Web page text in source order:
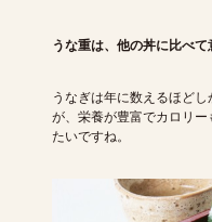
うな重は、他の丼に比べ
うなぎは年に数えるほど
が、栄養が豊富でカロリ
たいですね。